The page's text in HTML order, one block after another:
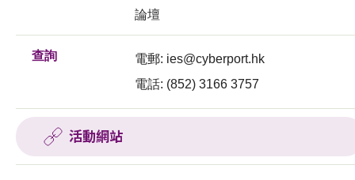
論壇
查詢 電郵: ies@cyberport.hk
電話: (852) 3166 3757
活動網站